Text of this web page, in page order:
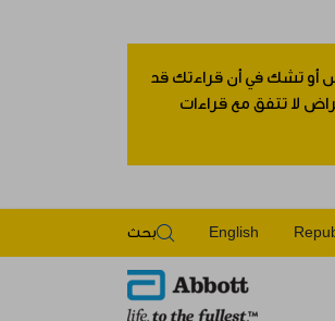
أو تشك في أن قراءتك قد
لا تتفق مع قراءات
English بحث